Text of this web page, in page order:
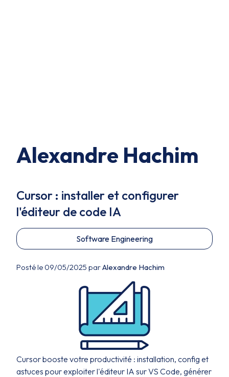
Alexandre Hachim
Cursor : installer et configurer
l'éditeur de code IA
Software Engineering
Posté le 09/05/2025 parAlexandre Hachim
Cursor booste votre productivité : installation, config et
astuces pour exploiter l'éditeur IA sur VS Code, générer